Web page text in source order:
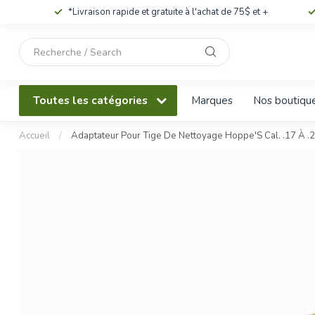
*Livraison rapide et gratuite à l'achat de 75$ et +
et
pour
Toutes les catégories Marques Nos
Accueil / Adaptateur Pour Tige De Nettoyage Hoppe'S Cal. .17 À